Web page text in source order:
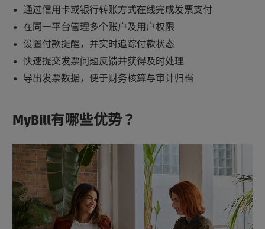
通过信用卡或银行转账方式在线完成发票支付
在同一平台管理多个账户及用户权限
设置付款提醒，并实时追踪付款状态
快速提交发票问题反馈并获得及时处理
导出发票数据，便于财务核算与审计归档
MyBill有哪些优势？